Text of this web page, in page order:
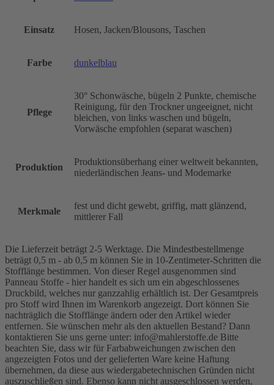
Einsatz Hosen, Jacken/Blousons, Taschen
Farbe dunkelblau
Pflege
30° Schonwäsche, bügeln 2 Punkte, chemische
Reinigung, für den Trockner ungeeignet, nicht
bleichen, von links waschen und bügeln,
Vorwäsche empfohlen (separat waschen)
Produktion
Produktionsüberhang einer weltweit bekannten,
niederländischen Jeans- und Modemarke
Merkmale
fest und dicht gewebt, griffig, matt glänzend,
mittlerer Fall
Die Lieferzeit beträgt 2-5 Werktage. Die Mindestbestellmenge
beträgt 0,5 m - ab 0,5 m können Sie in 10-Zentimeter-Schritten die
Stofflänge bestimmen. Von dieser Regel ausgenommen sind
Panneau Stoffe - hier handelt es sich um ein abgeschlossenes
Druckbild, welches nur ganzzahlig erhältlich ist. Der Gesamtpreis
pro Stoff wird Ihnen im Warenkorb angezeigt. Dort können Sie
nachträglich die Stofflänge ändern oder den Artikel wieder
entfernen. Sie wünschen mehr als den aktuellen Bestand? Dann
kontaktieren Sie uns gerne unter: info@mahlerstoffe.de Bitte
beachten Sie, dass wir für Farbabweichungen zwischen den
angezeigten Fotos und der gelieferten Ware keine Haftung
übernehmen, da diese aus wiedergabetechnischen Gründen nicht
auszuschließen sind. Ebenso kann nicht ausgeschlossen werden,